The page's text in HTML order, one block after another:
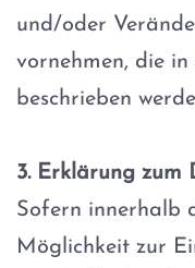
und/oder
vornehmen, die
beschrieben
3. Erklärung zum
Sofern innerhalb
Möglichkeit zur